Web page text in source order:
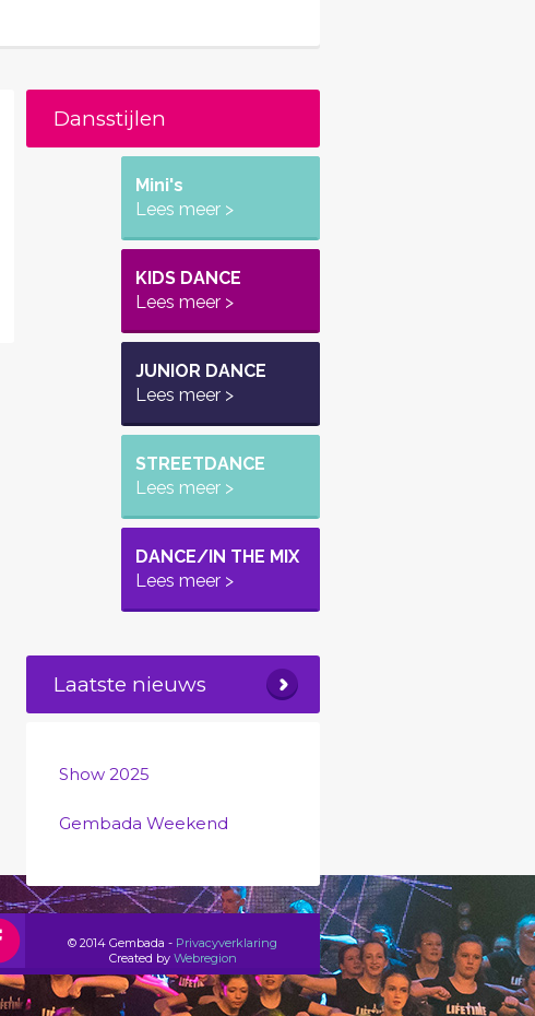
Dansstijlen
Mini's
Lees meer >
KIDS DANCE
Lees meer >
JUNIOR DANCE
Lees meer >
STREETDANCE
Lees meer >
DANCE/IN THE MIX
Lees meer >
Laatste nieuws
Show 2025
Gembada Weekend
© 2014 Gembada - Privacyverklaring
Created by Webregion